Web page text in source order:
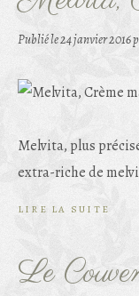
Publié le24 janvier 2016
Melvita, plus
extra-riche de
LIRE LA SUITE
Le